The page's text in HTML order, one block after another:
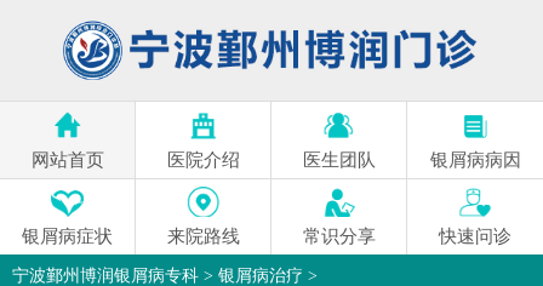
网站首页 医院介绍 医生团队 银屑病病因
银屑病症状 来院路线 常识分享 快速问诊
宁波鄞州博润银屑病专科 > 银屑病治疗 >